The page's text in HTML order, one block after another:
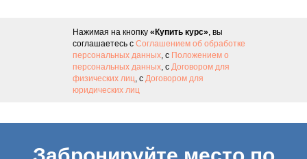
Нажимая на кнопку «Купить курс», вы
соглашаетесь с Соглашением об обработке
персональных данных, с Положением о
персональных данных, с Договором для
физических лиц, с Договором для
юридических лиц